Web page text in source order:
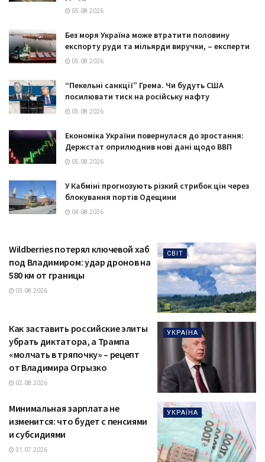
05.08.2026
Без моря Україна може втратити половину
експорту руди та мільярди виручки, – експерти
05.08.2026
“Пекельні санкції” Грема. Чи будуть США
посилювати тиск на російську нафту
05.08.2026
Економіка України повернулася до зростання:
Держстат оприлюднив нові дані щодо ВВП
05.08.2026
У Кабміні прогнозують різкий стрибок цін через
блокування портів Одещини
04.08.2026
СВІТ
Wildberries потерял ключевой хаб
под Владимиром: удар дронов на
580 км от границы
03.08.2026
УКРАЇНА
Как заставить российские элиты
убрать диктатора, а Трампа
«молчать в тряпочку» – рецепт
от Владимира Огрызко
02.08.2026
УКРАЇНА
Минимальная зарплата не
изменится: что будет с пенсиями
и субсидиями
31.07.2026